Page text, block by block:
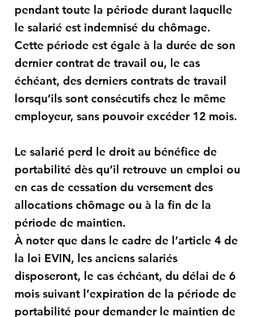
pendant toute la période durant laquelle
le salarié est indemnisé du chômage.
Cette période est égale à la durée de son
dernier contrat de travail ou, le cas
échéant, des derniers contrats de travail
lorsqu’ils sont consécutifs chez le même
employeur, sans pouvoir excéder 12 mois.
Le salarié perd le droit au bénéfice de
portabilité dès qu’il retrouve un emploi ou
en cas de cessation du versement des
allocations chômage ou à la fin de la
période de maintien.
À noter que dans le cadre de l’article 4 de
la loi EVIN, les anciens salariés
disposeront, le cas échéant, du délai de 6
mois suivant l’expiration de la période de
portabilité pour demander le maintien de